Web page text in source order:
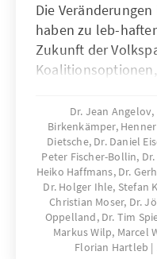
Die
haben zu leb-
Zukunft der
Auflösung
Parteibindungen,
sowie mangelnde
Integrationskraft
Indikatoren des
gegenwärtigen
macht deutlich,
Dr. Jean
Birkenkämper,
Dietsche, Dr. Daniel
Peter Fischer-Bollin,
Heiko Haffmans, Dr.
Dr. Holger Ihle, Stefan
Christian Moser, Dr.
Oppelland, Dr. Tim
Markus Wilp, Marcel
Florian Hartleb